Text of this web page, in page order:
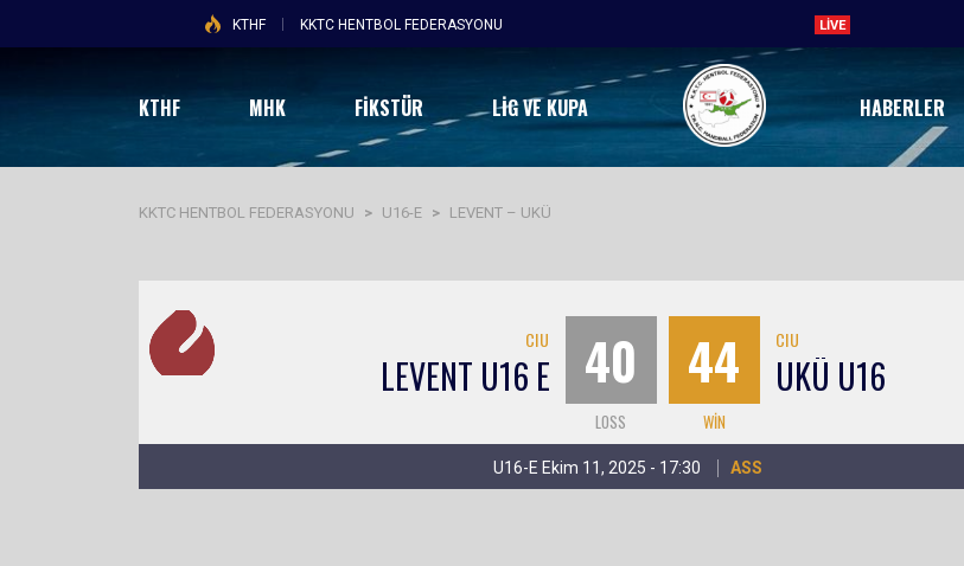
KTHF KKTC HENTBOL FEDERASYONU LIVE
KTHF MHK FİKSTÜR LIG VE KUPA HABERLER
KKTC HENTBOL FEDERASYONU > U16-E > LEVENT – UKÜ
CIU
LEVENT U16 E 40
LOSS
44
WIN
CIU
UKÜ U16
U16-E Ekim 11, 2025 - 17:30 ASS